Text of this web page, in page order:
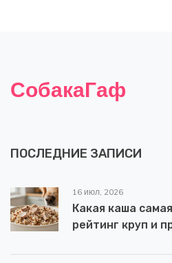
СобакаГаф
ПОСЛЕДНИЕ ЗАПИСИ
16 июл, 2026
Какая каша
рейтинг круп и